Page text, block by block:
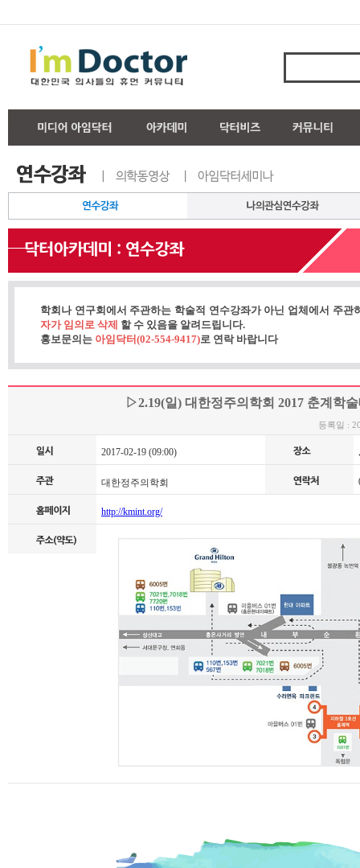
학회나 연구회에서 주관하는 학술적 연수강좌가 아닌 업체에서 주
자가 임의로 삭제 할 수 있음을 알려드립니다.
홍보문의는 아임닥터(02-554-9417)로 연락 바랍니다
▷2.19(일) 대한정주의학회 2017 춘계학
등록일 :
2017-02-19 (09:00)
대한정주의학회
http://kmint.org/